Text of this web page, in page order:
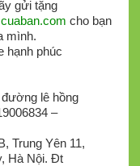
gửi tặng
cho bạn
mình.
hạnh phúc
lê hồng
–
Trung Yên 11,
Hà Nội. Đt